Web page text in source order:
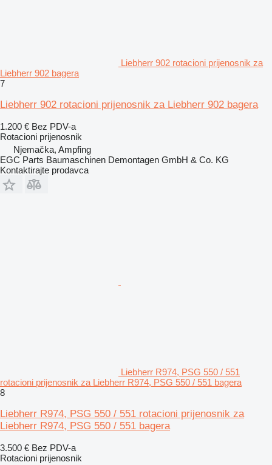
Liebherr 902 rotacioni prijenosnik za
Liebherr 902 bagera
7
Liebherr 902 rotacioni prijenosnik za Liebherr 902 bagera
1.200 € Bez PDV-a
Rotacioni prijenosnik
Njemačka, Ampfing
EGC Parts Baumaschinen Demontagen GmbH & Co. KG
Kontaktirajte prodavca
Liebherr R974, PSG 550 / 551
rotacioni prijenosnik za Liebherr R974, PSG 550 / 551 bagera
8
Liebherr R974, PSG 550 / 551 rotacioni prijenosnik za
Liebherr R974, PSG 550 / 551 bagera
3.500 € Bez PDV-a
Rotacioni prijenosnik